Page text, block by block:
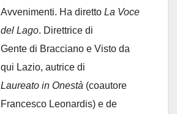
Avvenimenti. Ha diretto La Voce
del Lago. Direttrice di
Gente di Bracciano e Visto da
qui Lazio, autrice di
Laureato in Onestà (coautore
Francesco Leonardis) e de